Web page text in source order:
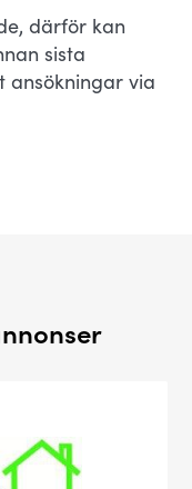
därför kan
sista
ansökningar via